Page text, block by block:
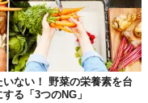
。
photo: © Maxal Tamor/shutterstock
いない！ 野菜の栄養素を台
る「3つのNG」